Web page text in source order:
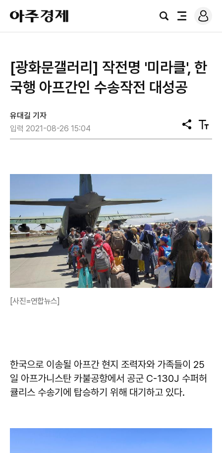
아
주
경
검
전
로
그
[광화문갤러리] 작전명 '미라클', 한
국행 아프간인 수송작전 대성공
유대길 기자
입력 2021-08-26 15:04
공
유
텍
스
[사진=연합뉴스]
한국으로 이송될 아프간 현지 조력자와 가족들이 25
일 아프가니스탄 카불공항에서 공군 C-130J 수퍼허
큘리스 수송기에 탑승하기 위해 대기하고 있다.